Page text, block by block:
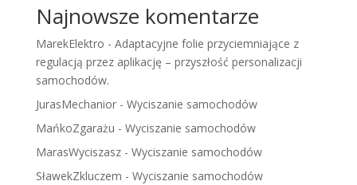
Najnowsze komentarze
MarekElektro - Adaptacyjne folie przyciemniające z
regulacją przez aplikację – przyszłość personalizacji
samochodów.
JurasMechanior- Wyciszanie samochodów
MańkoZgarażu - Wyciszanie samochodów
MarasWyciszasz- Wyciszanie samochodów
SławekZkluczem - Wyciszanie samochodów